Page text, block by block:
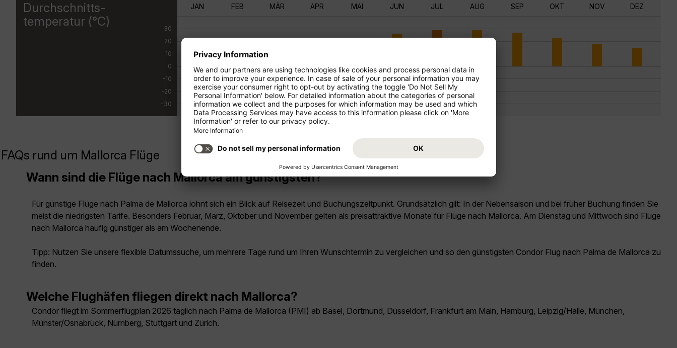
Durchschnitts-
temperatur (°C)
30
20
10
0
-10
-20
-30
JAN FEB MÄR APR MAI JUN JUL AUG SEP OKT NOV DEZ
FAQs rund um Mallorca Flüge
Wann sind die Flüge nach Mallorca am günstigsten?
Für günstige Flüge nach Palma de Mallorca lohnt sich ein Blick auf Reisezeit und Buchungszeitpunkt. Grundsätzlich gilt: In der Nebensaison und bei früher Buchung finden Sie
meist die niedrigsten Tarife. Besonders Februar, März, Oktober und November gelten als preisattraktive Monate für Flüge nach Mallorca. Am Dienstag und Mittwoch sind Flüge
nach Mallorca häufig günstiger als am Wochenende.
Tipp: Nutzen Sie unsere flexible Datumssuche, um mehrere Tage rund um Ihren Wunschtermin zu vergleichen und so den günstigsten Condor Flug nach Palma de Mallorca zu
finden.
Welche Flughäfen fliegen direkt nach Mallorca?
Condor fliegt im Sommerflugplan 2026 täglich nach Palma de Mallorca (PMI) ab Basel, Dortmund, Düsseldorf, Frankfurt am Main, Hamburg, Leipzig/Halle, München,
Münster/Osnabrück, Nürnberg, Stuttgart und Zürich.